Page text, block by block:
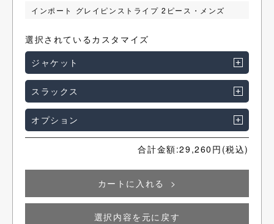
インポート グレイピンストライプ 2ピース・メンズ
選択されているカスタマイズ
ジャケット
スラックス
オプション
合計金額:29,260 円(税込)
カートに入れる
選択内容を元に戻す